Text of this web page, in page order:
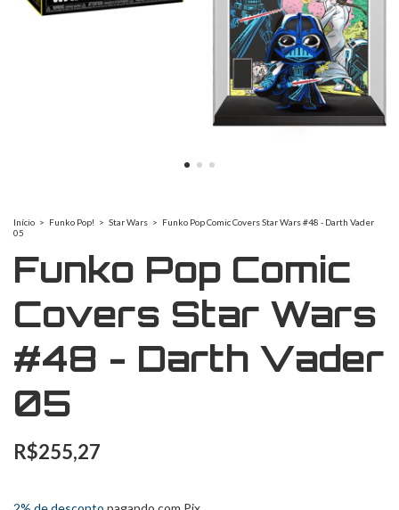
Início > Funko Pop! > Star Wars > Funko Pop Comic Covers Star Wars #48 - Darth Vader
05
Funko Pop Comic
Covers Star Wars
#48 - Darth Vader
05
R$255,27